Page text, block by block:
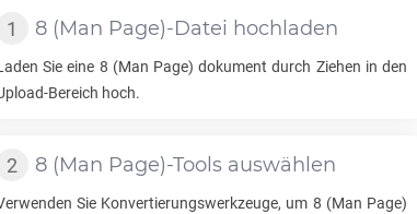
8 (Man Page)-Datei hochladen
Sie eine 8 (Man Page) dokument durch Ziehen in den
Bereich hoch.
8 (Man Page)-Tools auswählen
Sie Konvertierungswerkzeuge, um 8 (Man Page)